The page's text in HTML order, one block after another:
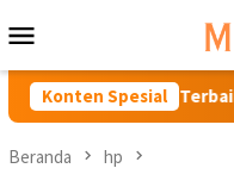
ke
kontenMobile
Konten Spesial
Terbaik Harga 1 Jutaan
Beranda hp